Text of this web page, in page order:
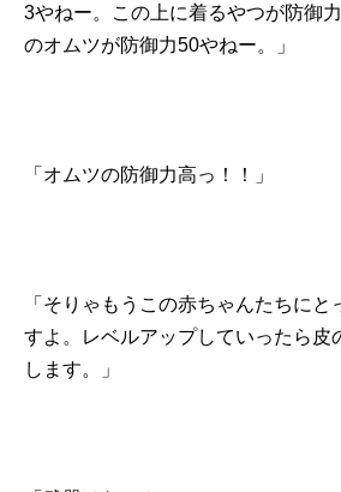
3やねー。この上に着るやつが防御
のオムツが防御力50やねー。」
「オムツの防御力高っ！！」
「そりゃもうこの赤ちゃんたちに
すよ。レベルアップしていったら皮
します。」